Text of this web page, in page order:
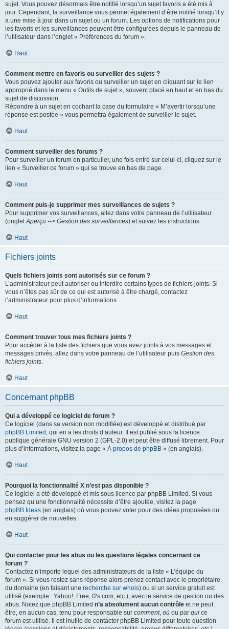
sujet. Vous pouvez désormais être notifié lorsqu’un sujet favoris a été mis à
jour. Cependant, la surveillance vous permet également d’être notifié lorsqu’il y
a une mise à jour dans un sujet ou un forum. Les options de notifications pour
les favoris et les surveillances peuvent être configurées depuis le panneau de
l’utilisateur dans l’onglet « Préférences du forum ».
Haut
Comment mettre en favoris ou surveiller des sujets ?
Vous pouvez ajouter aux favoris ou surveiller un sujet en cliquant sur le lien
approprié dans le menu « Outils de sujet », souvent placé en haut et en bas du
sujet de discussion.
Répondre à un sujet en cochant la case du formulaire « M’avertir lorsqu’une
réponse est postée » vous permettra également de surveiller le sujet.
Haut
Comment surveiller des forums ?
Pour surveiller un forum en particulier, une fois entré sur celui-ci, cliquez sur le
lien « Surveiller ce forum » qui se trouve en bas de page.
Haut
Comment puis-je supprimer mes surveillances de sujets ?
Pour supprimer vos surveillances, allez dans votre panneau de l’utilisateur
(ongletAperçu --> Gestion des surveillances) et suivez les instructions.
Haut
Fichiers joints
Quels fichiers joints sont autorisés sur ce forum ?
L’administrateur peut autoriser ou interdire certains types de fichiers joints. Si
vous n’êtes pas sûr de ce qui est autorisé à être chargé, contactez
l’administrateur pour plus d’informations.
Haut
Comment trouver tous mes fichiers joints ?
Pour accéder à la liste des fichiers que vous avez joints à vos messages et
messages privés, allez dans votre panneau de l’utilisateur puis Gestion des
fichiers joints.
Haut
Concernant phpBB
Qui a développé ce logiciel de forum ?
Ce logiciel (dans sa version non modifiée) est développé et distribué par
phpBB Limited , qui en a les droits d’auteur. Il est publié sous la licence
publique générale GNU version 2 (GPL-2.0) et peut être diffusé librement. Pour
plus d’informations, visitez la page « À propos de phpBB » (en anglais).
Haut
Pourquoi la fonctionnalité X n’est pas disponible ?
Ce logiciel a été développé et mis sous licence par phpBB Limited. Si vous
pensez qu’une fonctionnalité nécessite d’être ajoutée, visitez la page
phpBB Ideas (en anglais) où vous pouvez voter pour des idées proposées ou
en suggérer de nouvelles.
Haut
Qui contacter pour les abus ou les questions légales concernant ce
forum ?
Contactez n’importe lequel des administrateurs de la liste « L’équipe du
forum ». Si vous restez sans réponse alors prenez contact avec le propriétaire
du domaine (en faisant une recherche sur whois) ou si un service gratuit est
utilisé (exemple : Yahoo!, Free, f2s.com, etc.), avec le service de gestion ou des
abus. Notez que phpBB Limited n’a absolument aucun contrôle et ne peut
être, en aucun cas, tenu pour responsable sur comment, où ou par qui ce
forum est utilisé. Il est inutile de contacter phpBB Limited pour toute question